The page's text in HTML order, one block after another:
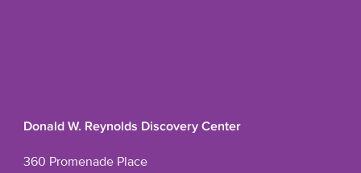
Donald W. Reynolds Discovery Center
360 Promenade Place